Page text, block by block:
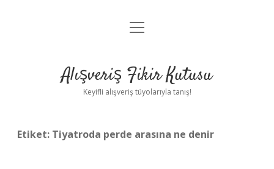
Anasayfa
Yasal Uyarı
menüyü
Alışveriş Fikir Kutusu
Keyifli alışveriş tüyolarıyla tanış!
Etiket: Tiyatroda perde arasına ne denir